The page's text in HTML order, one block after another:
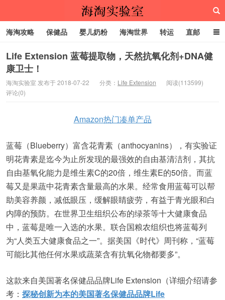
海淘实验室
海淘攻略 保健品 婴儿奶粉 海淘世界 转运 直邮
代购服务
Life Extension 蓝莓提取物，天然抗氧化剂+DNA健
康卫士！
海淘实验室 发布于 2018-07-22 分类： Life Extension
阅读(113599)
评论(0)
Amazon热门凑单产品
蓝莓（Blueberry）富含花青素（anthocyanins），有实验证
明花青素是迄今为止所发现的最强效的自由基清洁剂，其抗
自由基氧化能力是维生素C的20倍，维生素E的50倍。而蓝
莓又是果蔬中花青素含量最高的水果。经常食用蓝莓可以帮
助美容养颜，减低眼压，缓解眼睛疲劳，有益于青光眼和白
内障的预防。在世界卫生组织公布的绿茶等十大健康食品
中，蓝莓是唯一入选的水果。联合国粮农组织也将蓝莓列
为“人类五大健康食品之一”。据美国《时代》周刊称，“蓝莓
可能比其他任何水果或蔬菜含有抗氧化物都要多”。
这款来自美国著名保健品品牌Life Extension（详细介绍请参
考： 探秘创新为本的美国著名保健品品牌Life